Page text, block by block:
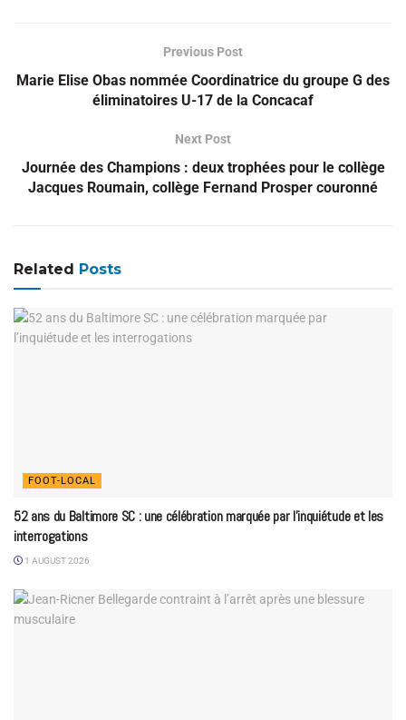
Previous Post
Marie Elise Obas nommée Coordinatrice du groupe G des
éliminatoires U-17 de la Concacaf
Next Post
Journée des Champions : deux trophées pour le collège
Jacques Roumain, collège Fernand Prosper couronné
Related Posts
FOOT-LOCAL
52 ans du Baltimore SC : une célébration marquée par l’inquiétude et les
interrogations
1 AUGUST 2026